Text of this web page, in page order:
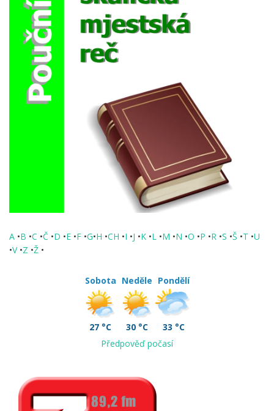
A •B •C •Č •D •E •F •G•H •CH •I •J •K •L •M •N •O •P •R •S •Š •T •U
•V •Z •Ž •
Sobota
27 °C
Neděle
30 °C
Pondělí
33 °C
Předpověď počasí